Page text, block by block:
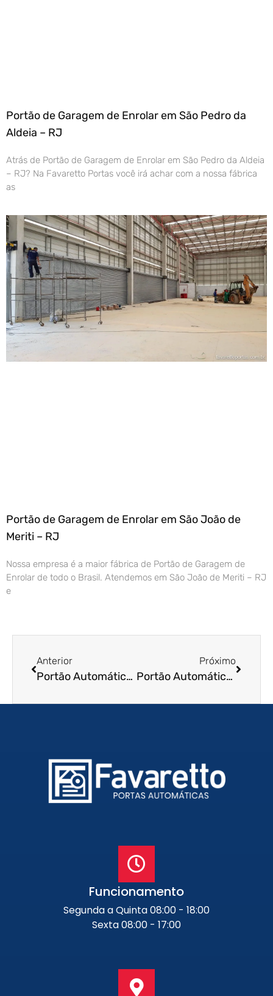
Portão de Garagem de Enrolar em São Pedro da
Aldeia – RJ
Atrás de Portão de Garagem de Enrolar em São Pedro da Aldeia
– RJ? Na Favaretto Portas você irá achar com a nossa fábrica
as
Portão de Garagem de Enrolar em São João de
Meriti – RJ
Nossa empresa é a maior fábrica de Portão de Garagem de
Enrolar de todo o Brasil. Atendemos em São João de Meriti – RJ
e
Anterior
Portão Automático de Enrolar em Itaperuna – RJ
Próximo
Portão Automático de Enrolar em Macaé – RJ
Funcionamento
Segunda a Quinta 08:00 - 18:00
Sexta 08:00 - 17:00